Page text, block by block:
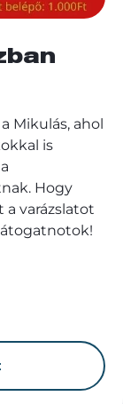
Mikulás, ahol
is
Hogy
a varázslatot